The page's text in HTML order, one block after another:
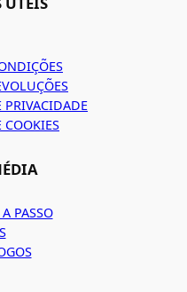
PRIVACIDADE
COOKIES
PASSO